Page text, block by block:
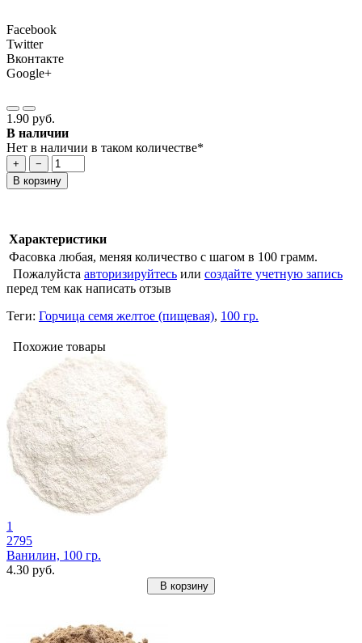
Facebook
Twitter
Вконтакте
Google+
1.90 руб.
В наличии
Нет в наличии в таком количестве*
+
−
В корзину
Характеристики
Фасовка любая, меняя количество с шагом в 100 грамм.
Пожалуйста авторизируйтесь или создайте учетную запись
перед тем как написать отзыв
Теги: Горчица семя желтое (пищевая), 100 гр.
Похожие товары
1
2795
Ванилин, 100 гр.
4.30 руб.
В корзину